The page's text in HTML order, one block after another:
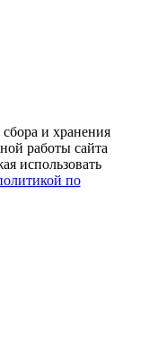
и хранения
работы сайта
использовать
по